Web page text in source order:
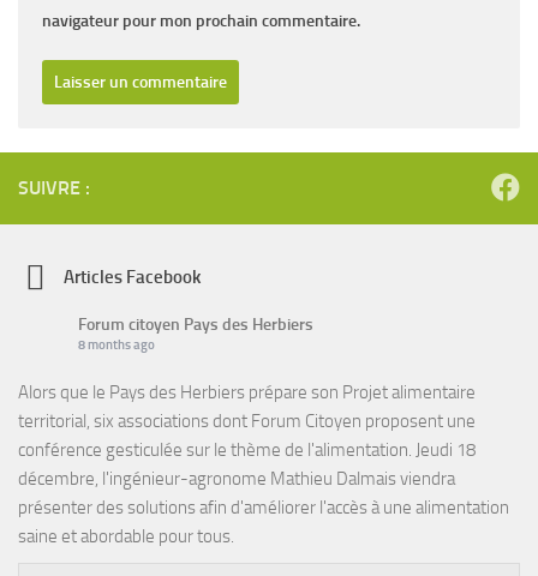
navigateur pour mon prochain commentaire.
SUIVRE :
Articles Facebook
Forum citoyen Pays des Herbiers
8 months ago
Alors que le Pays des Herbiers prépare son Projet alimentaire
territorial, six associations dont Forum Citoyen proposent une
conférence gesticulée sur le thème de l'alimentation. Jeudi 18
décembre, l'ingénieur-agronome Mathieu Dalmais viendra
présenter des solutions afin d'améliorer l'accès à une alimentation
saine et abordable pour tous.